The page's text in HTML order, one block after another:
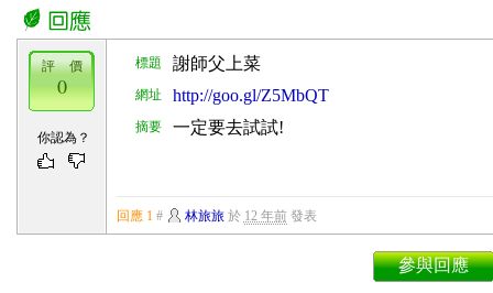
標題 謝師父上菜
網址 http://goo.gl/Z5MbQT
摘要 一定要去試試!
評 價
0
你認為？
回應 1 # 林旅旅於 12 年前發表
參與回應